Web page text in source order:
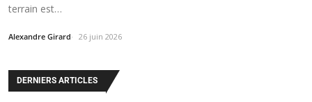
terrain est…
Alexandre Girard 26 juin 2026
DERNIERS ARTICLES